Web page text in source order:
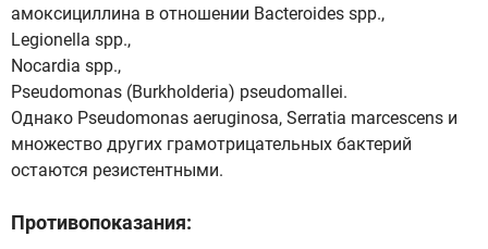
амоксициллина в отношении Bacteroides spp.,
Legionella spp.,
Nocardia spp.,
Pseudomonas (Burkholderia) pseudomallei.
Однако Pseudomonas aeruginosa, Serratia marcescens и
множество других грамотрицательных бактерий
остаются резистентными.
Противопоказания: